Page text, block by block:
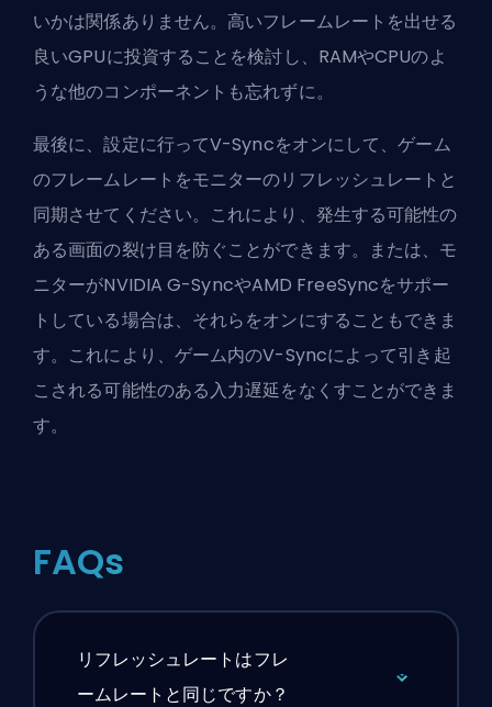
いかは関係ありません。高いフレームレートを出せる
良いGPUに投資することを検討し、RAMやCPUのよ
うな他のコンポーネントも忘れずに。
最後に、設定に行ってV-Syncをオンにして、ゲーム
のフレームレートをモニターのリフレッシュレートと
同期させてください。これにより、発生する可能性の
ある画面の裂け目を防ぐことができます。または、モ
ニターがNVIDIA G-SyncやAMD FreeSyncをサポー
トしている場合は、それらをオンにすることもできま
す。これにより、ゲーム内のV-Syncによって引き起
こされる可能性のある入力遅延をなくすことができま
す。
FAQs
リフレッシュレートはフレ
ームレートと同じですか？